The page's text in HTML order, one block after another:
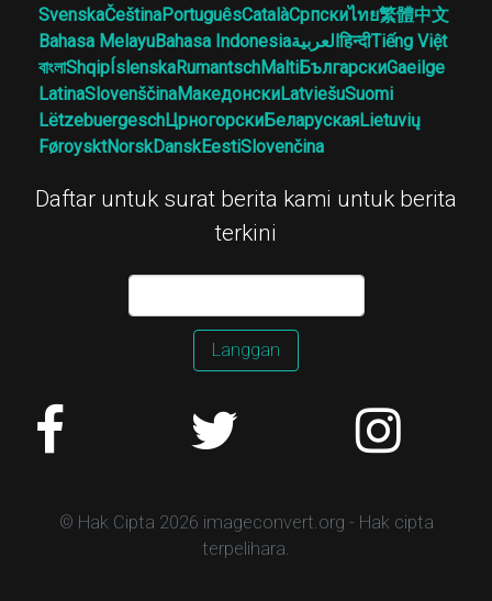
SvenskaČeštinaPortuguêsCatalàСрпскиไทย繁體中文
Bahasa MelayuBahasa Indonesiaالعربيةहिन्दीTiếng Việt
বাংলাShqipÍslenskaRumantschMaltiБългарскиGaeilge
LatinaSlovenščinaМакедонскиLatviešuSuomi
LëtzebuergeschЦрногорскиБеларускаяLietuvių
FøroysktNorskDanskEestiSlovenčina
Daftar untuk surat berita kami untuk berita
terkini
Langgan
© Hak Cipta 2026 imageconvert.org - Hak cipta
terpelihara.